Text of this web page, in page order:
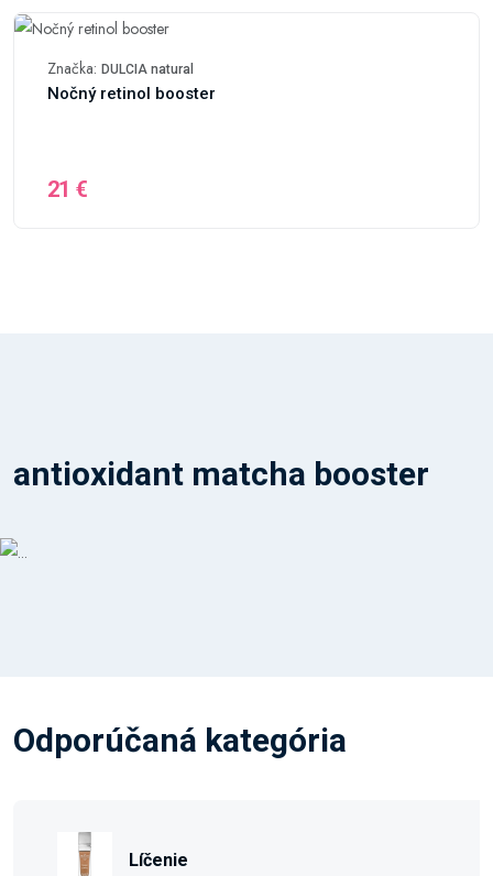
Značka: DULCIA natural
Nočný retinol booster
21 €
antioxidant matcha booster
Odporúčaná kategória
Líčenie